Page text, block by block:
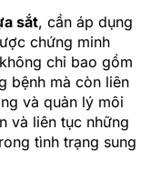
sắt, cần áp dụng
chứng minh
chỉ bao gồm
bệnh mà còn liên
và quản lý môi
và liên tục những
tình trạng sung